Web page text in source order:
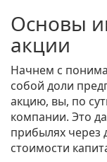
Основы
акции
Начнем с
собой доли
акцию, вы, по
компании. Это
прибылях
стоимости